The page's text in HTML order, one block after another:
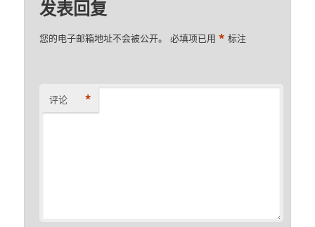
发表回复
您的电子邮箱地址不会被公开。 必填项已用* 标注
评论 *